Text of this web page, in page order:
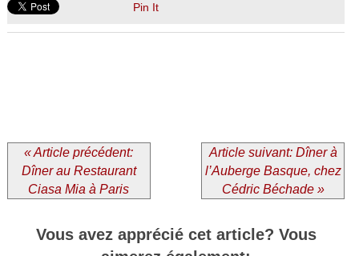
Pin It
« Article précédent:
Dîner au Restaurant
Ciasa Mia à Paris
Article suivant: Dîner à
l’Auberge Basque, chez
Cédric Béchade »
Vous avez apprécié cet article? Vous